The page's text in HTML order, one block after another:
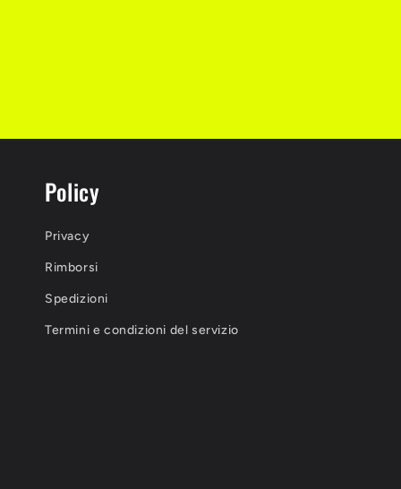
Policy
Privacy
Rimborsi
Spedizioni
Termini e condizioni del servizio